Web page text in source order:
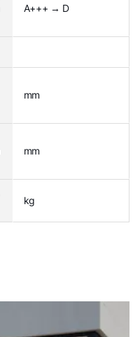
A+++ → D
mm
mm
kg